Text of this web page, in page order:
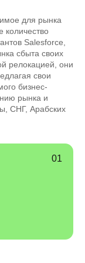
для рынка
количество
Salesforce,
сбыта своих
релокацией, они
свои
бизнес-
рынка и
СНГ, Арабских